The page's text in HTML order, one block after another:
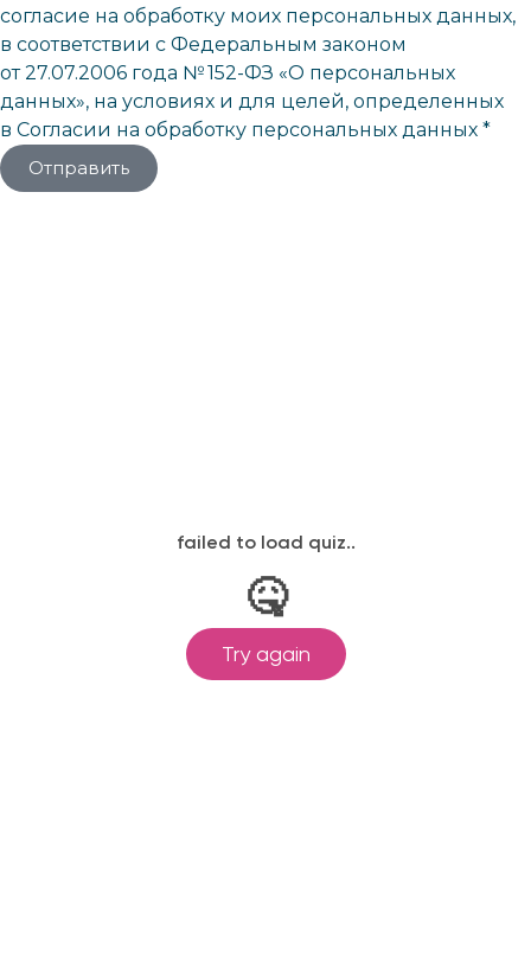
согласие на обработку моих персональных данных,
в соответствии с Федеральным законом
от 27.07.2006 года № 152-ФЗ «О персональных
данных», на условиях и для целей, определенных
в Согласии на обработку персональных данных *
Отправить